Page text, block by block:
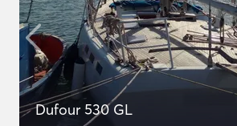
Dufour 530 GL